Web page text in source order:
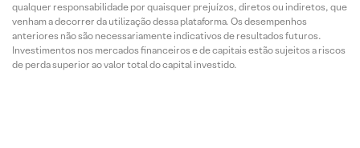
qualquer responsabilidade por quaisquer prejuízos, diretos ou indiretos, que
venham a decorrer da utilização dessa plataforma. Os desempenhos
anteriores não são necessariamente indicativos de resultados futuros.
Investimentos nos mercados financeiros e de capitais estão sujeitos a riscos
de perda superior ao valor total do capital investido.